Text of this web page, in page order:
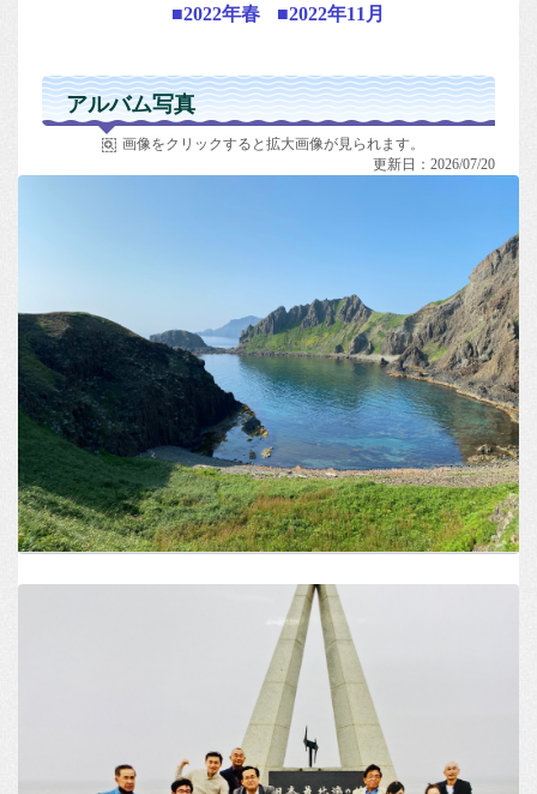
■2022年春
■2022年11月
アルバム写真
画像をクリックすると拡大画像が見られます。
更新日：2026/07/20